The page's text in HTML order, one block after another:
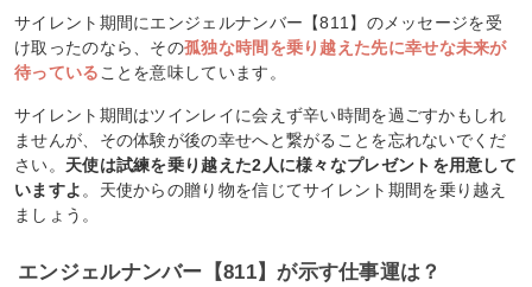
サイレント期間にエンジェルナンバー【811】のメッセージを受
け取ったのなら、その孤独な時間を乗り越えた先に幸せな未来が
待っている ことを意味しています。
サイレント期間はツインレイに会えず辛い時間を過ごすかもしれ
ませんが、その体験が後の幸せへと繋がることを忘れないでくだ
さい。 天使は試練を乗り越えた2人に様々なプレゼントを用意して
いますよ 。天使からの贈り物を信じてサイレント期間を乗り越え
ましょう。
エンジェルナンバー【811】が示す仕事運は？